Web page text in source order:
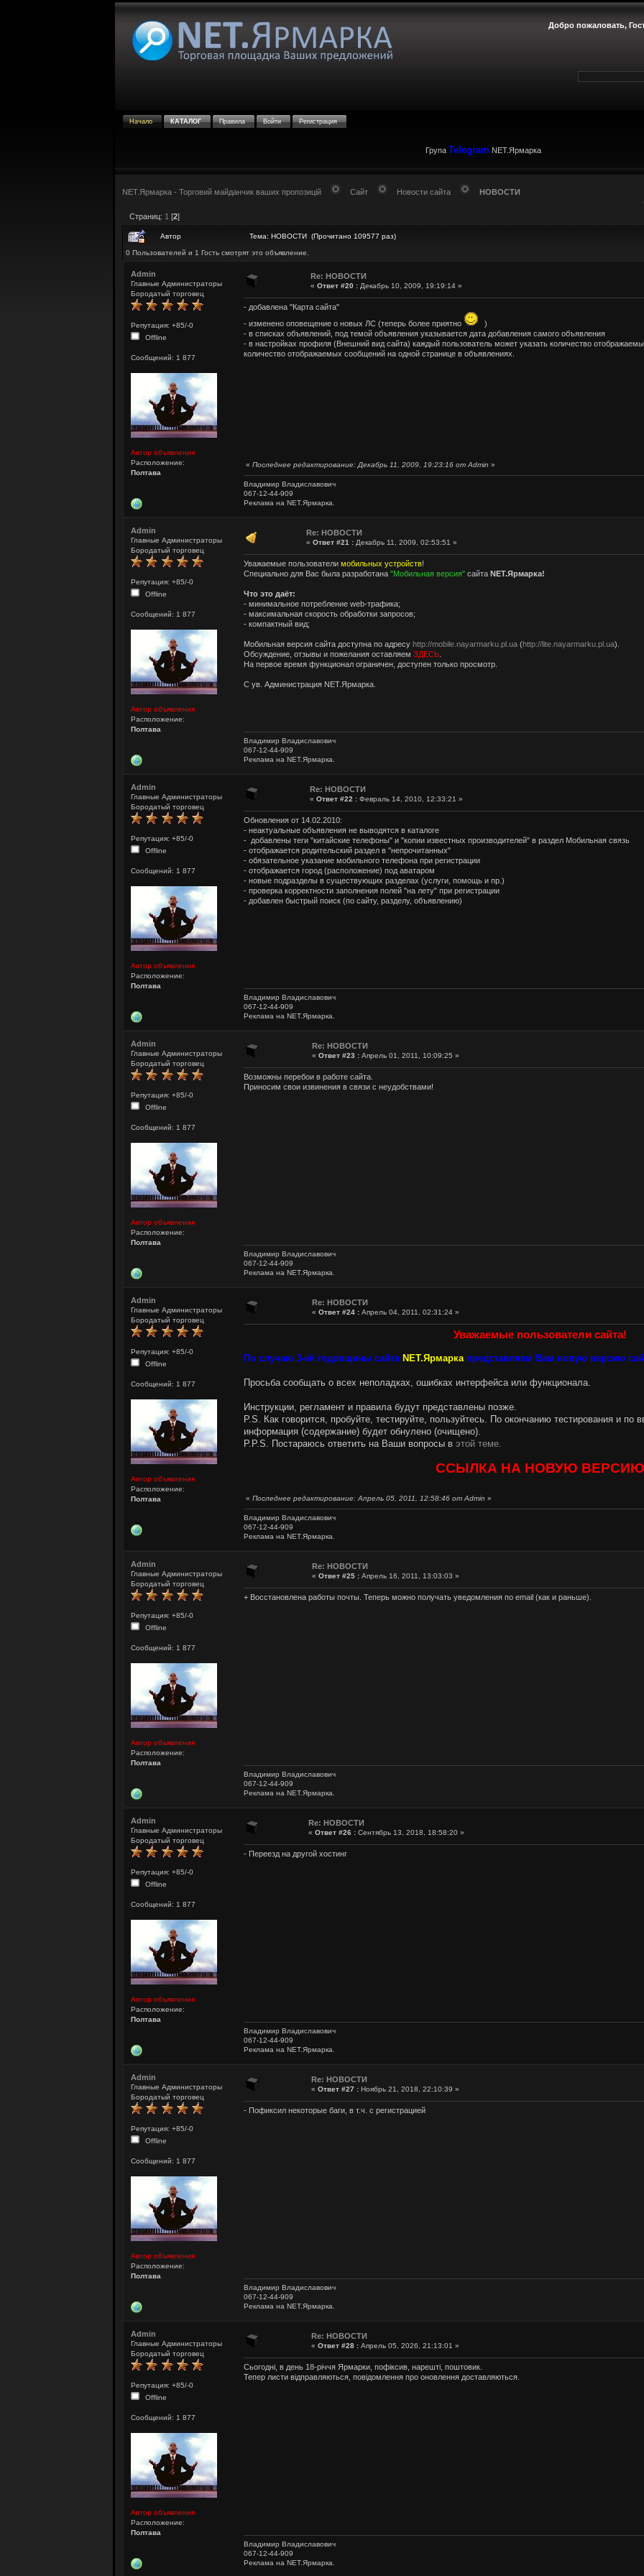
Добро пожаловать,
Начало КАТАЛОГ Правила Войти Регистрация
Група Telegram NET.Ярмарка
NET.Ярмарка - Торговий майданчик ваших пропозицій Сайт Новости сайта НОВОСТИ
Страниц: 1 [2]
Автор Тема: НОВОСТИ (Прочитано 109577 раз)
0 Пользователей и 1 Гость смотрят это объявление.
Admin
Главные Администраторы
Бородатый торговец
Репутация: +85/-0
Offline
Сообщений: 1 877
Автор объявления
Расположение:
Полтава
Re: НОВОСТИ
« Ответ #20 : Декабрь 10, 2009, 19:19:14 »
- добавлена "Карта сайта"
- изменено оповещение о новых ЛС (теперь более приятно
)
- в списках объявлений, под темой объявления указывается дата добавления самого объявления
- в настройках профиля (Внешний вид сайта) каждый пользователь может указать количество
количество отображаемых сообщений на одной странице в объявлениях.
« Последнее редактирование: Декабрь 11, 2009, 19:23:16 от Admin »
Владимир Владиславович
067-12-44-909
Реклама на NET.Ярмарка.
Admin
Главные Администраторы
Бородатый торговец
Репутация: +85/-0
Offline
Сообщений: 1 877
Автор объявления
Расположение:
Полтава
Re: НОВОСТИ
« Ответ #21 : Декабрь 11, 2009, 02:53:51 »
Уважаемые пользователи мобильных устройств!
Специально для Вас была разработана "Мобильная версия" сайта NET.Ярмарка!
Что это даёт:
- минимальное потребление web-трафика;
- максимальная скорость обработки запросов;
- компактный вид;
Мобильная версия сайта доступна по адресу http://mobile.nayarmarku.pl.ua (http://lite.nayarmarku.pl.ua).
Обсуждение, отзывы и пожелания оставляем ЗДЕСЬ
На первое время функционал ограничен, доступен только просмотр.
С ув. Администрация NET.Ярмарка.
Владимир Владиславович
067-12-44-909
Реклама на NET.Ярмарка.
Admin
Главные Администраторы
Бородатый торговец
Репутация: +85/-0
Offline
Сообщений: 1 877
Автор объявления
Расположение:
Полтава
Re: НОВОСТИ
« Ответ #22 : Февраль 14, 2010, 12:33:21 »
Обновления от 14.02.2010:
- неактуальные объявления не выводятся в каталоге
- добавлены теги "китайские телефоны" и "копии известных производителей" в раздел Мобильная связь
- отображается родительский раздел в "непрочитанных"
- обязательное указание мобильного телефона при регистрации
- отображается город (расположение) под аватаром
- новые подразделы в существующих разделах (услуги, помощь и пр.)
- проверка корректности заполнения полей "на лету" при регистрации
- добавлен быстрый поиск (по сайту, разделу, объявлению)
Владимир Владиславович
067-12-44-909
Реклама на NET.Ярмарка.
Admin
Главные Администраторы
Бородатый торговец
Репутация: +85/-0
Offline
Сообщений: 1 877
Автор объявления
Расположение:
Полтава
Re: НОВОСТИ
« Ответ #23 : Апрель 01, 2011, 10:09:25 »
Возможны перебои в работе сайта.
Приносим свои извинения в связи с неудобствами!
Владимир Владиславович
067-12-44-909
Реклама на NET.Ярмарка.
Admin
Главные Администраторы
Бородатый торговец
Репутация: +85/-0
Offline
Сообщений: 1 877
Автор объявления
Расположение:
Полтава
Re: НОВОСТИ
« Ответ #24 : Апрель 04, 2011, 02:31:24 »
Уважаемые пользователи сайта!
По случаю 3-ей годовщины сайта NET.Ярмаркапредставляем Вам новую версию
Просьба сообщать о всех неполадках, ошибках интерфейса или функционала.
Инструкции, регламент и правила будут представлены позже.
P.S. Как говорится, пробуйте, тестируйте, пользуйтесь. По окончанию тестирования и
информация (содержание) будет обнулено (очищено).
P.P.S. Постараюсь ответить на Ваши вопросы в этой теме.
ССЫЛКА НА НОВУЮ ВЕРСИЮ
« Последнее редактирование: Апрель 05, 2011, 12:58:46 от Admin »
Владимир Владиславович
067-12-44-909
Реклама на NET.Ярмарка.
Admin
Главные Администраторы
Бородатый торговец
Репутация: +85/-0
Offline
Сообщений: 1 877
Автор объявления
Расположение:
Полтава
Re: НОВОСТИ
« Ответ #25 : Апрель 16, 2011, 13:03:03 »
+ Восстановлена работы почты. Теперь можно получать уведомления по email (как и раньше).
Владимир Владиславович
067-12-44-909
Реклама на NET.Ярмарка.
Admin
Главные Администраторы
Бородатый торговец
Репутация: +85/-0
Offline
Сообщений: 1 877
Автор объявления
Расположение:
Полтава
Re: НОВОСТИ
« Ответ #26 : Сентябрь 13, 2018, 18:58:20 »
- Переезд на другой хостинг
Владимир Владиславович
067-12-44-909
Реклама на NET.Ярмарка.
Admin
Главные Администраторы
Бородатый торговец
Репутация: +85/-0
Offline
Сообщений: 1 877
Автор объявления
Расположение:
Полтава
Re: НОВОСТИ
« Ответ #27 : Ноябрь 21, 2018, 22:10:39 »
- Пофиксил некоторые баги, в т.ч. с регистрацией
Владимир Владиславович
067-12-44-909
Реклама на NET.Ярмарка.
Admin
Главные Администраторы
Бородатый торговец
Репутация: +85/-0
Offline
Сообщений: 1 877
Автор объявления
Расположение:
Полтава
Re: НОВОСТИ
« Ответ #28 : Апрель 05, 2026, 21:13:01 »
Сьогодні, в день 18-річчя Ярмарки, пофіксив, нарешті, поштовик.
Тепер листи відправляються, повідомлення про оновлення доставляються.
Владимир Владиславович
067-12-44-909
Реклама на NET.Ярмарка.